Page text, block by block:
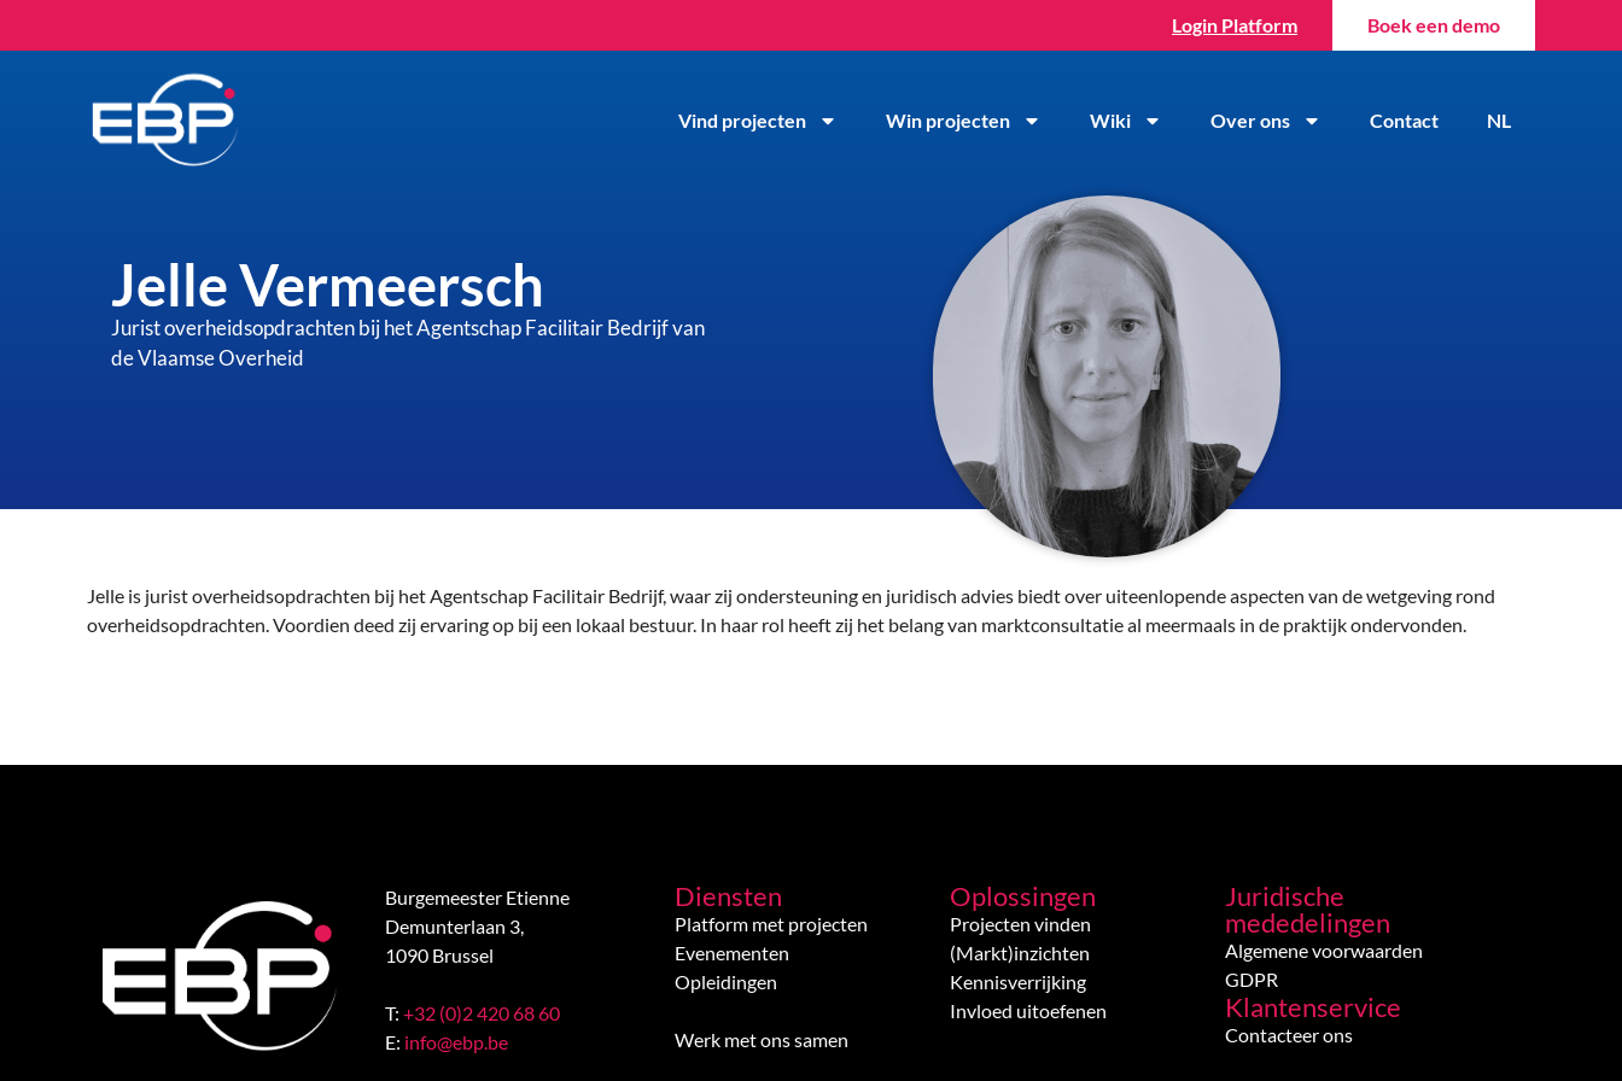
Login Platform Boek een demo
Vind projecten Win projecten Wiki Over ons Contact NL
Jelle Vermeersch
Jurist overheidsopdrachten bij het Agentschap Facilitair Bedrijf van
de Vlaamse Overheid
Jelle is jurist overheidsopdrachten bij het Agentschap Facilitair Bedrijf, waar zij ondersteuning en juridisch advies biedt over uiteenlopende aspecten van de wetgeving rond
overheidsopdrachten. Voordien deed zij ervaring op bij een lokaal bestuur. In haar rol heeft zij het belang van marktconsultatie al meermaals in de praktijk ondervonden.
Burgemeester Etienne
Demunterlaan 3,
1090 Brussel
T: +32 (0)2 420 68 60
E: info@ebp.be
Diensten
Platform met projecten
Evenementen
Opleidingen
Werk met ons samen
Oplossingen
Projecten vinden
(Markt)inzichten
Kennisverrijking
Invloed uitoefenen
Juridische
mededelingen
Algemene voorwaarden
GDPR
Klantenservice
Contacteer ons